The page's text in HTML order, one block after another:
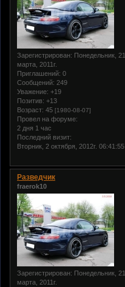
Зарегистрирован: Понедельник, 21
марта, 2011г.
Приглашений: 0
Сообщений: 249
Уважение: +19
Позитив: +13
Возраст: 45 [1980-08-07]
Провел на форуме:
2 дня 1 час
Последний визит:
Вторник, 2 октября, 2012г. 06:41:55
Разведчик
fraerok10
Зарегистрирован: Понедельник, 21
марта, 2011г.